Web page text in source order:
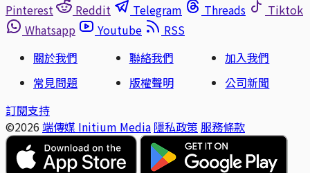
Pinterest
Reddit Telegram Threads
Tiktok
Whatsapp
Youtube
RSS
關於我們
聯絡我們
加入我們
常見問題
版權聲明
公司新聞
訂閱支持
©2026 端傳媒 Initium Media 隱私政策 服務條款